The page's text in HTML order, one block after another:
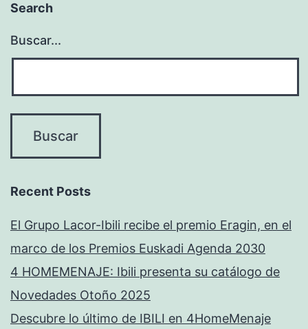
Search
Buscar...
Recent Posts
El Grupo Lacor-Ibili recibe el premio Eragin, en el
marco de los Premios Euskadi Agenda 2030
4 HOMEMENAJE: Ibili presenta su catálogo de
Novedades Otoño 2025
Descubre lo último de IBILI en 4HomeMenaje